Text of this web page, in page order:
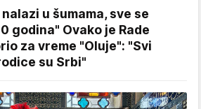
u šumama, sve se
godina" Ovako je Rade
za vreme "Oluje": "Svi
su Srbi"